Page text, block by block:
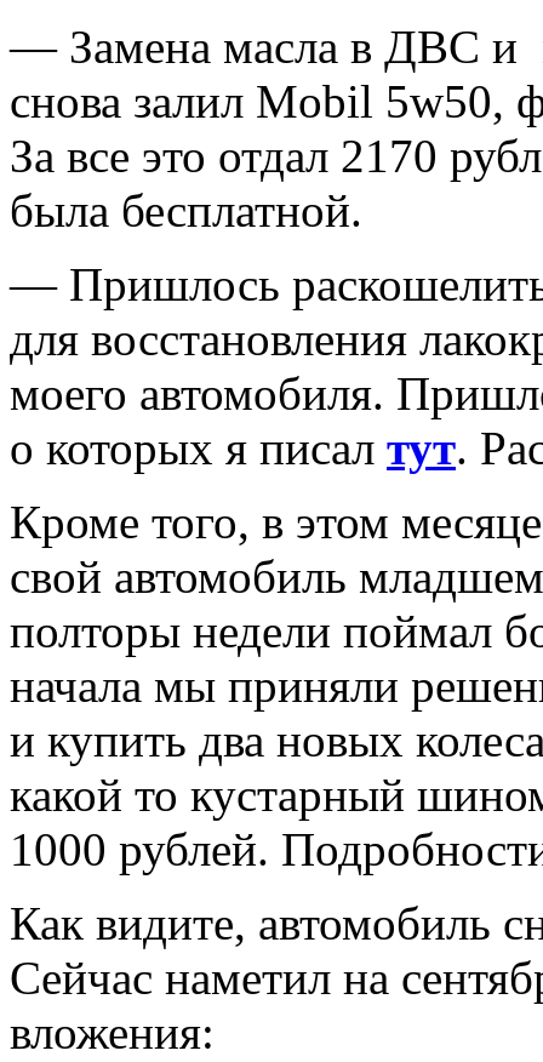
— Замена масла в ДВС и
снова залил Mobil 5w50,
За все это отдал 2170
была бесплатной.
— Пришлось
для восстановления
моего автомобиля.
о которых я писал тут.
Кроме того, в этом
свой автомобиль
полторы недели поймал
начала мы приняли
и купить два новых
какой то кустарный
1000 рублей.
Как видите, автомобиль
Сейчас наметил на
вложения: